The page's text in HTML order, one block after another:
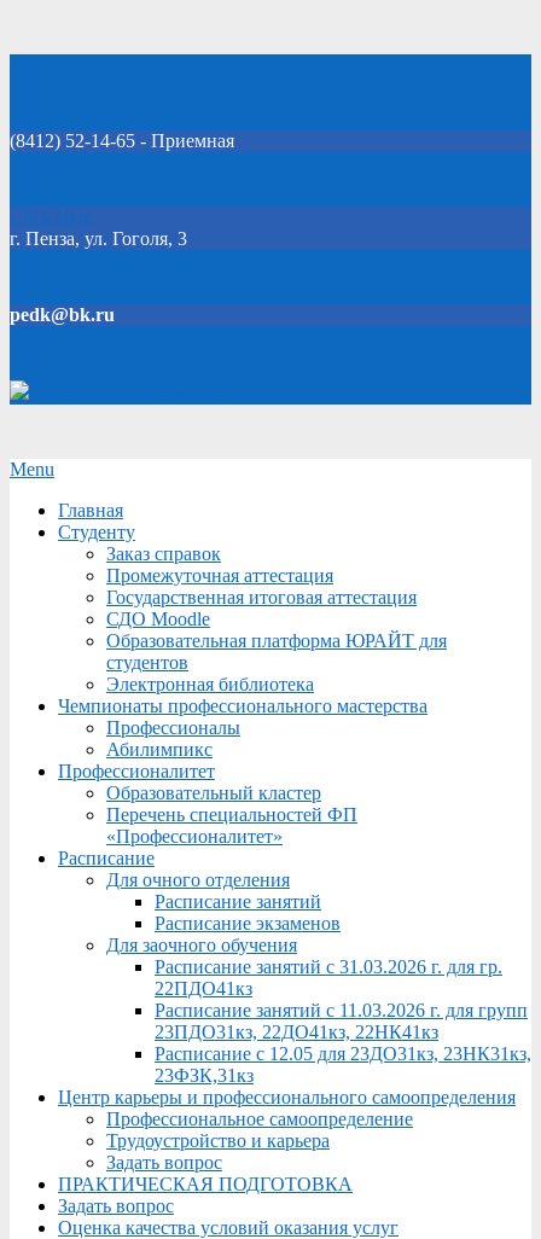
(8412) 52-14-65 - Приемная
Click Here
г. Пенза, ул. Гоголя, 3
pedk@bk.ru
Secondary
Menu
Menu
Главная
Студенту
Заказ справок
Промежуточная аттестация
Государственная итоговая аттестация
СДО Moodle
Образовательная платформа ЮРАЙТ для
студентов
Электронная библиотека
Чемпионаты профессионального мастерства
Профессионалы
Абилимпикс
Профессионалитет
Образовательный кластер
Перечень специальностей ФП
«Профессионалитет»
Расписание
Для очного отделения
Расписание занятий
Расписание экзаменов
Для заочного обучения
Расписание занятий с 31.03.2026 г. для гр.
22ПДО41кз
Расписание занятий с 11.03.2026 г. для групп
23ПДО31кз, 22ДО41кз, 22НК41кз
Расписание с 12.05 для 23ДО31кз, 23НК31кз,
23ФЗК,31кз
Центр карьеры и профессионального самоопределения
Профессиональное самоопределение
Трудоустройство и карьера
Задать вопрос
ПРАКТИЧЕСКАЯ ПОДГОТОВКА
Задать вопрос
Оценка качества условий оказания услуг